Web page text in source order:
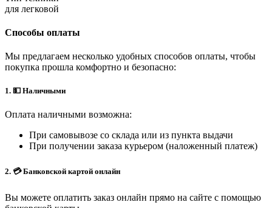
для легковой
Способы оплаты
Мы предлагаем несколько удобных способов оплаты, чтобы
покупка прошла комфортно и безопасно:
1. 💵 Наличными
Оплата наличными возможна:
При самовывозе со склада или из пункта выдачи
При получении заказа курьером (наложенный платеж)
2. 💳 Банковской картой онлайн
Вы можете оплатить заказ онлайн прямо на сайте с помощью